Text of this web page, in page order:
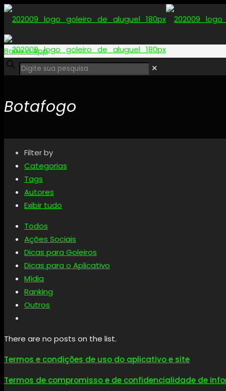
Baixe o App
✕
Botafogo
Filter by
Categorias
Tags
Autores
Exibir tudo
Todos
Ações Sociais
Dicas para Goleiros
Dicas para o Aplicativo
Mídia
Ranking
Outros
There are no posts on the list.
Termos e condições de uso do aplicativo e site
Termos de compromisso e de confidencialidade de